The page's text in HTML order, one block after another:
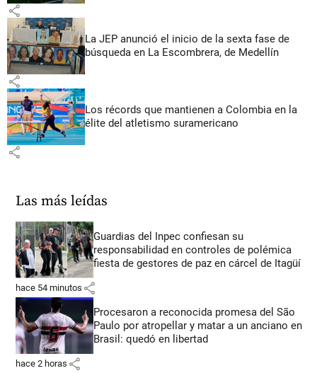
share
La JEP anunció el inicio de la sexta fase de
búsqueda en La Escombrera, de Medellín
share
Los récords que mantienen a Colombia en la
élite del atletismo suramericano
share
Las más leídas
Guardias del Inpec confiesan su
responsabilidad en controles de polémica
fiesta de gestores de paz en cárcel de Itagüí
hace 54 minutos share
Procesaron a reconocida promesa del São
Paulo por atropellar y matar a un anciano en
Brasil: quedó en libertad
hace 2 horas share